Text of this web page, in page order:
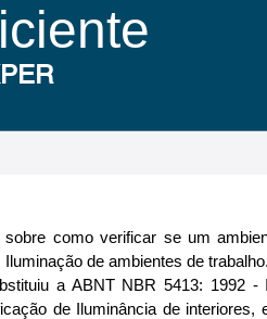
como verificar se um
de ambientes de
a ABNT NBR 5413: 1992 -
de Iluminância de interiores,